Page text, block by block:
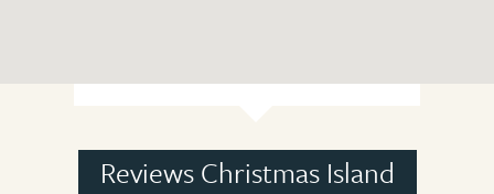
Reviews Christmas Island